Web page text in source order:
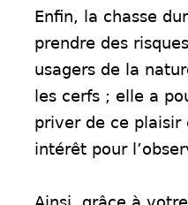
Enfin, la chasse
prendre des
usagers de la
les cerfs ; elle a
priver de ce
intérêt pour